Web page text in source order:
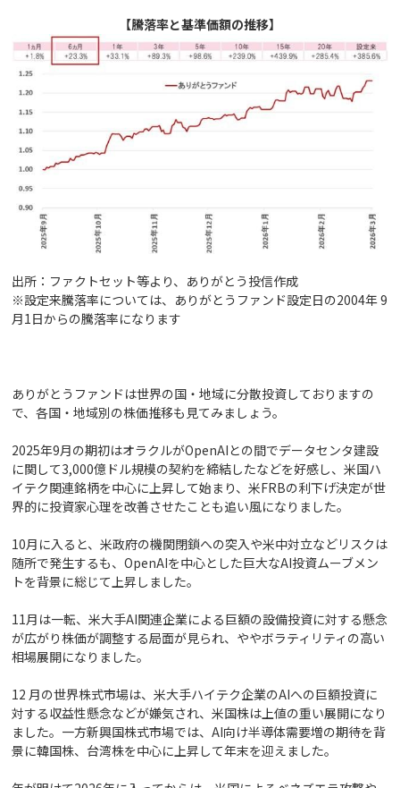
【騰落率と基準価額の推移】
出所：ファクトセット等より、ありがとう投信作成
※設定来騰落率については、ありがとうファンド設定日の2004年 9
月1日からの騰落率になります
ありがとうファンドは世界の国・地域に分散投資しておりますの
で、各国・地域別の株価推移も見てみましょう。
2025年9月の期初はオラクルがOpenAIとの間でデータセンタ建設
に関して3,000億ドル規模の契約を締結したなどを好感し、米国ハ
イテク関連銘柄を中心に上昇して始まり、米FRBの利下げ決定が世
界的に投資家心理を改善させたことも追い風になりました。
10月に入ると、米政府の機関閉鎖への突入や米中対立などリスクは
随所で発生するも、OpenAIを中心とした巨大なAI投資ムーブメン
トを背景に総じて上昇しました。
11月は一転、米大手AI関連企業による巨額の設備投資に対する懸念
が広がり株価が調整する局面が見られ、ややボラティリティの高い
相場展開になりました。
12 月の世界株式市場は、米大手ハイテク企業のAIへの巨額投資に
対する収益性懸念などが嫌気され、米国株は上値の重い展開になり
ました。一方新興国株式市場では、AI向け半導体需要増の期待を背
景に韓国株、台湾株を中心に上昇して年末を迎えました。